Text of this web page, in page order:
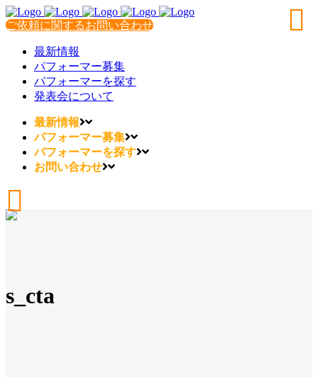
ご依頼に関するお問い合わせ
最新情報
パフォーマー募集
パフォーマーを探す
発表会について
最新情報
パフォーマー募集
パフォーマーを探す
お問い合わせ
s_cta